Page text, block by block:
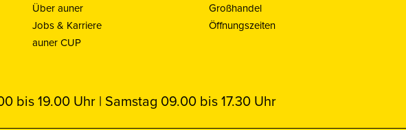
Über auner
Jobs & Karriere
auner CUP
Großhandel
Öffnungszeiten
bis 19.00 Uhr | Samstag 09.00 bis 17.30 Uhr